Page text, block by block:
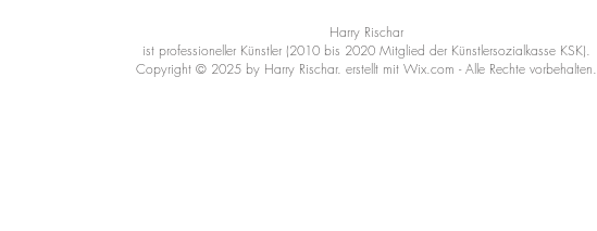
Harry Rischar
ist professioneller Künstler (2010 bis 2020 Mitglied der Künstlersozialkasse KSK).
Copyright © 2025 by Harry Rischar. erstellt mit Wix.com - Alle Rechte vorbehalten.